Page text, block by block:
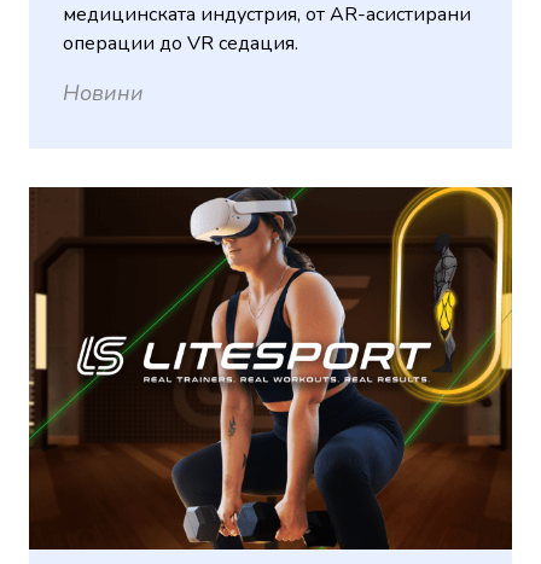
медицинската индустрия, от AR-асистирани
операции до VR седация.
Новини